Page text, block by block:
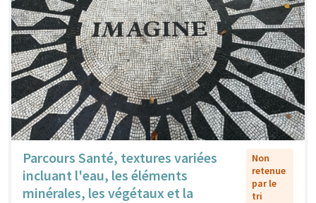
Parcours Santé, textures variées
incluant l'eau, les éléments
minérales, les végétaux et la
Non
retenue
par le
tri